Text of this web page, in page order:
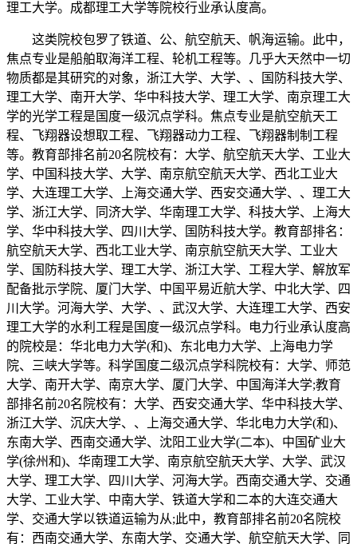
理工大学。成都理工大学等院校行业承认度高。
这类院校包罗了铁道、公、航空航天、帆海运输。此中，
焦点专业是船舶取海洋工程、轮机工程等。几乎大天然中一切
物质都是其研究的对象，浙江大学、大学、、国防科技大学、
理工大学、南开大学、华中科技大学、理工大学、南京理工大
学的光学工程是国度一级沉点学科。焦点专业是航空航天工
程、飞翔器设想取工程、飞翔器动力工程、飞翔器制制工程
等。教育部排名前20名院校有：大学、航空航天大学、工业大
学、中国科技大学、大学、南京航空航天大学、西北工业大
学、大连理工大学、上海交通大学、西安交通大学、、理工大
学、浙江大学、同济大学、华南理工大学、科技大学、上海大
学、华中科技大学、四川大学、国防科技大学。教育部排名：
航空航天大学、西北工业大学、南京航空航天大学、工业大
学、国防科技大学、理工大学、浙江大学、工程大学、解放军
配备批示学院、厦门大学、中国平易近航大学、中北大学、四
川大学。河海大学、大学、、武汉大学、大连理工大学、西安
理工大学的水利工程是国度一级沉点学科。电力行业承认度高
的院校是：华北电力大学(和)、东北电力大学、上海电力学
院、三峡大学等。科学国度二级沉点学科院校有：大学、师范
大学、南开大学、南京大学、厦门大学、中国海洋大学;教育
部排名前20名院校有：大学、西安交通大学、华中科技大学、
浙江大学、沉庆大学、、上海交通大学、华北电力大学(和)、
东南大学、西南交通大学、沈阳工业大学(二本)、中国矿业大
学(徐州和)、华南理工大学、南京航空航天大学、大学、武汉
大学、理工大学、四川大学、河海大学。西南交通大学、交通
大学、工业大学、中南大学、铁道大学和二本的大连交通大
学、交通大学以铁道运输为从;此中，教育部排名前20名院校
有：西南交通大学、东南大学、交通大学、航空航天大学、同